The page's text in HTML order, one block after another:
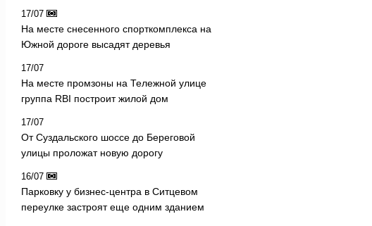
17/07
На месте снесенного спорткомплекса на
Южной дороге высадят деревья
17/07
На месте промзоны на Тележной улице
группа RBI построит жилой дом
17/07
От Суздальского шоссе до Береговой
улицы проложат новую дорогу
16/07
Парковку у бизнес-центра в Ситцевом
переулке застроят еще одним зданием